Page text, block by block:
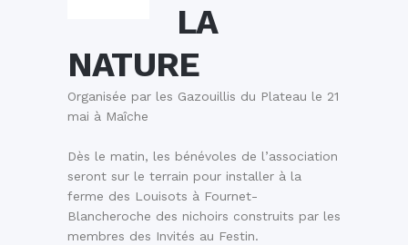
LA
NATURE
Organisée par les Gazouillis du Plateau le 21
mai à Maîche
Dès le matin, les bénévoles de l’association
seront sur le terrain pour installer à la
ferme des Louisots à Fournet-
Blancheroche des nichoirs construits par les
membres des Invités au Festin.